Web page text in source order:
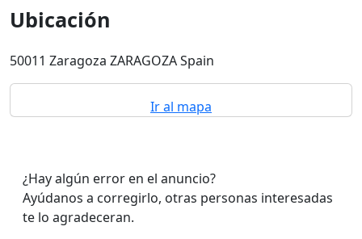
Ubicación
50011 Zaragoza ZARAGOZA Spain
Ir al mapa
¿Hay algún error en el anuncio?
Ayúdanos a corregirlo, otras personas interesadas
te lo agradeceran.